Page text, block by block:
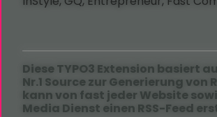
Diese TYPO3 Extension basiert
Nr.1 Source zur Generierung von
kann von fast jeder Website
Media Dienst einen RSS-Feed